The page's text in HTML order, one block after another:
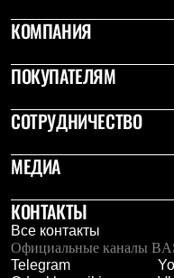
КОМПАНИЯ
ПОКУПАТЕЛЯМ
СОТРУДНИЧЕСТВО
МЕДИА
КОНТАКТЫ
Все контакты
Официальные каналы
Telegram